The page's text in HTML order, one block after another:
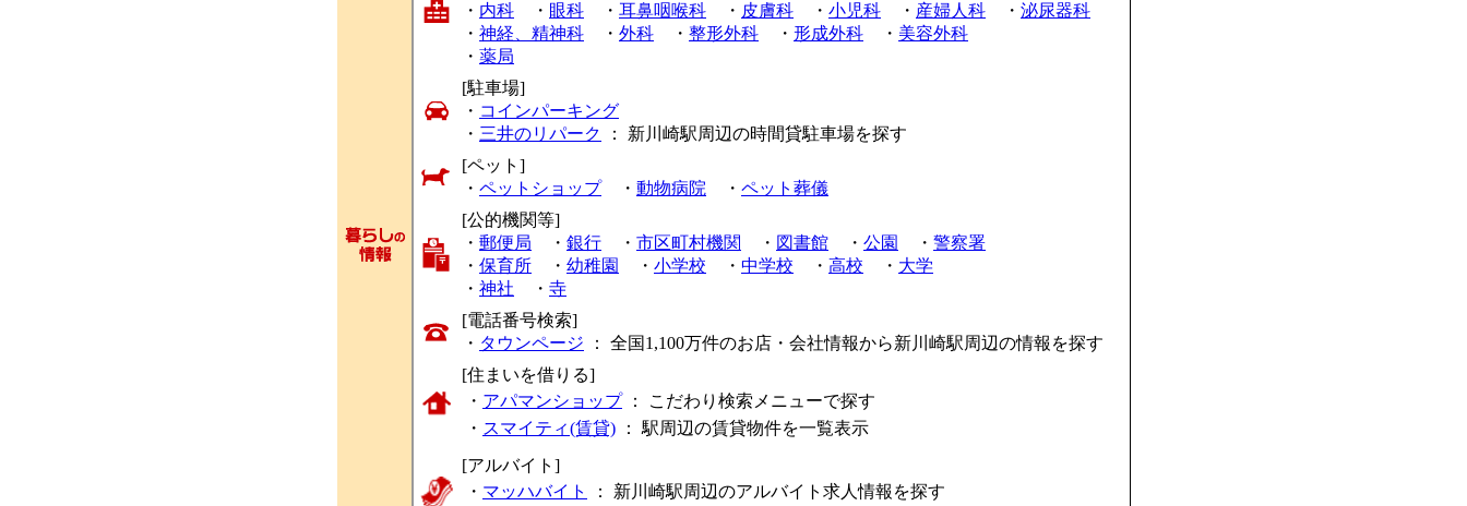
・ 内科 ・ 眼科 ・ 耳鼻咽喉科 ・ 皮膚科 ・ 小児科 ・ 産婦人科 ・ 泌尿器科
・ 神経、精神科 ・ 外科 ・ 整形外科 ・ 形成外科 ・ 美容外科
・ 薬局
[駐車場]
・ コインパーキング
・ 三井のリパーク
： 新川崎駅周辺の時間貸駐車場を探す
[ペット]
・ ペットショップ・ 動物病院 ・ ペット葬儀
[公的機関等]
・ 郵便局 ・ 銀行 ・ 市区町村機関 ・ 図書館 ・ 公園 ・ 警察署
・ 保育所 ・ 幼稚園 ・ 小学校 ・ 中学校 ・ 高校 ・ 大学
・ 神社 ・ 寺
[電話番号検索]
・ タウンページ ： 全国1,100万件のお店・会社情報から新川崎駅周辺の情報を探す
[住まいを借りる]
・ アパマンショップ： こだわり検索メニューで探す
・ スマイティ(賃貸) ： 駅周辺の賃貸物件を一覧表示
[アルバイト]
・ マッハバイト
： 新川崎駅周辺のアルバイト求人情報を探す